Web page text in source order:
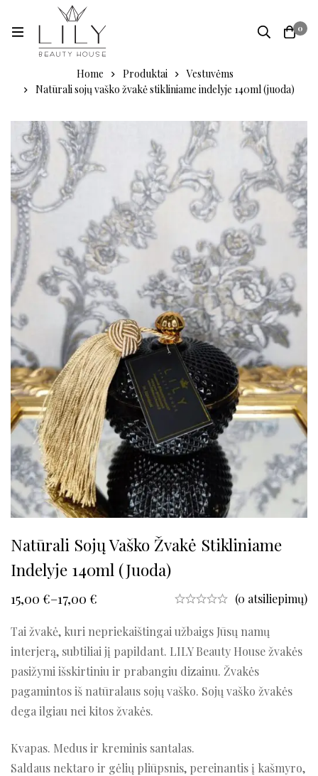
0
Home Produktai
Vestuvėms
Natūrali sojų vaško žvakė stikliniame indelyje 140ml (juoda)
Natūrali Sojų Vaško Žvakė Stikliniame
Indelyje 140ml (juoda)
15,00 €–17,00 € (0 atsiliepimų)
Tai žvakė, kuri nepriekaištingai užbaigs Jūsų namų
interjerą, subtiliai jį papildant. LILY Beauty House žvakės
pasižymi išskirtiniu ir prabangiu dizainu. Žvakės
pagamintos iš natūralaus sojų vaško. Sojų vaško žvakės
dega ilgiau nei kitos žvakės.
Kvapas. Medus ir kreminis santalas.
Saldaus nektaro ir gėlių pliūpsnis, pereinantis į kašmyro,